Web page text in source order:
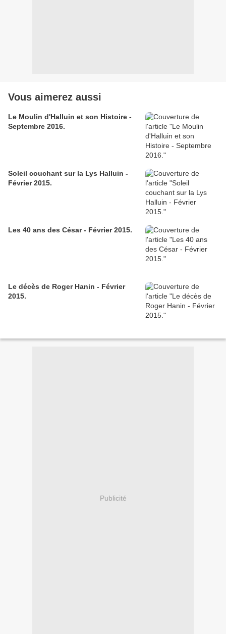
Vous aimerez aussi
Le Moulin d'Halluin et son Histoire -
Septembre 2016.
Soleil couchant sur la Lys Halluin -
Février 2015.
Les 40 ans des César - Février 2015.
Le décès de Roger Hanin - Février
2015.
Publicité